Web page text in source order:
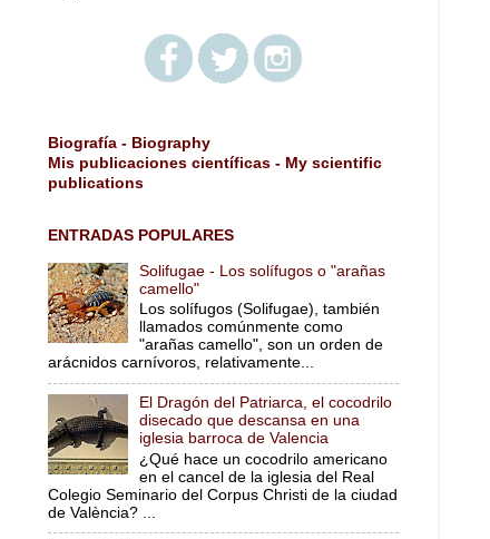
Biografía - Biography
Mis publicaciones científicas - My scientific
publications
ENTRADAS POPULARES
Solifugae - Los solífugos o "arañas
camello"
Los solífugos (Solifugae), también
llamados comúnmente como
"arañas camello", son un orden de
arácnidos carnívoros, relativamente...
El Dragón del Patriarca, el cocodrilo
disecado que descansa en una
iglesia barroca de Valencia
¿Qué hace un cocodrilo americano
en el cancel de la iglesia del Real
Colegio Seminario del Corpus Christi de la ciudad
de València? ...